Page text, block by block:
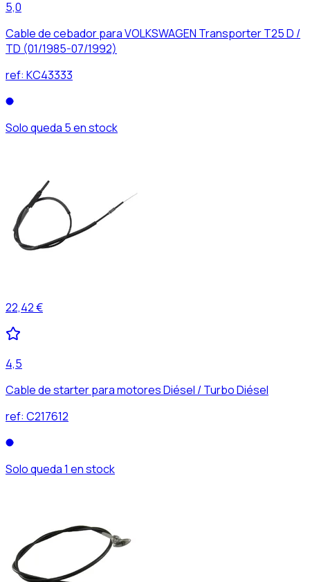
5,0
Cable de cebador para VOLKSWAGEN Transporter T25 D /
TD (01/1985-07/1992)
ref: KC43333
Solo queda 5 en stock
22,42 €
4,5
Cable de starter para motores Diésel / Turbo Diésel
ref: C217612
Solo queda 1 en stock